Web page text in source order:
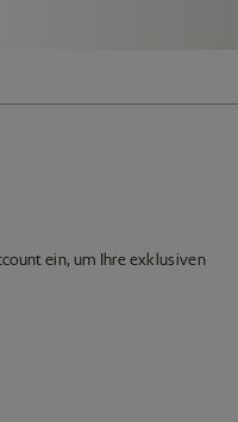
ein, um Ihre exklusiven